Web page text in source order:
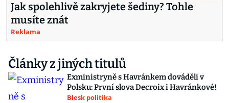
Jak spolehlivě zakryjete šediny? Tohle
musíte znát
Reklama
Články z jiných titulů
Exministryně s Havránkem dováděli v
Polsku: První slova Decroix i Havránkové!
Blesk politika